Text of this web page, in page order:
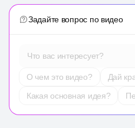
Задайте вопрос по видео
Что вас интересует?
О чем это видео?
Дай
Какая основная идея?